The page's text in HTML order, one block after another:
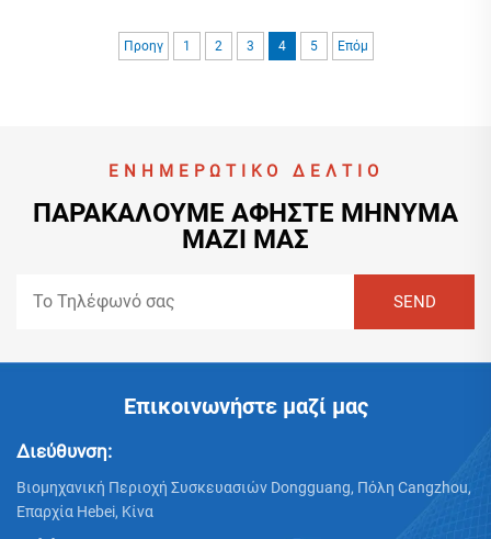
χαρτονιού, όπως αυτή της Huayu Car...
Προηγ 1 2 3 4 5 Επόμ
ΕΝΗΜΕΡΩΤΙΚΌ ΔΕΛΤΊΟ
ΠΑΡΑΚΑΛΟΎΜΕ ΑΦΉΣΤΕ ΜΉΝΥΜΑ
ΜΑΖΊ ΜΑΣ
Επικοινωνήστε μαζί μας
Διεύθυνση:
Βιομηχανική Περιοχή Συσκευασιών Dongguang, Πόλη Cangzhou,
Επαρχία Hebei, Κίνα